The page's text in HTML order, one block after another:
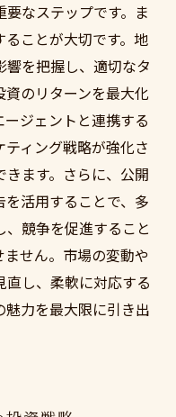
なステップです。ま
ことが大切です。地
を把握し、適切なタ
のリターンを最大化
ジェントと連携する
ィング戦略が強化さ
ます。さらに、公開
活用することで、多
競争を促進すること
せん。市場の変動や
し、柔軟に対応する
力を最大限に引き出